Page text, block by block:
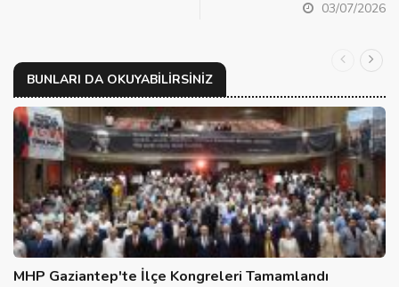
03/07/2026
BUNLARI DA OKUYABILIRSINIZ
MHP Gaziantep'te İlçe Kongreleri Tamamlandı